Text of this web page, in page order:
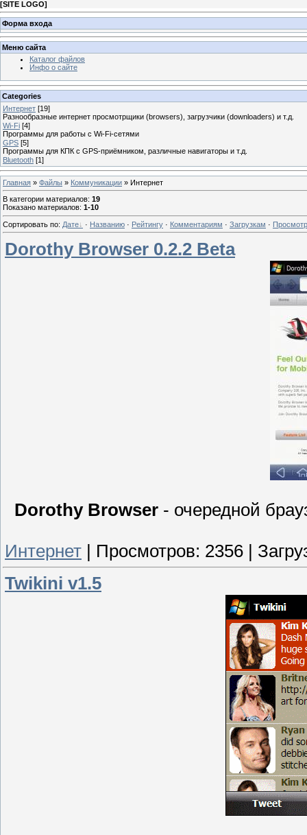
[SITE LOGO]
Форма входа
Меню сайта
Каталог файлов
Инфо о сайте
Categories
Интернет [19]
Разнообразные интернет просмотрщики (browsers), загрузчики (downloaders) и т.д.
Wi-Fi [4]
Программы для работы с Wi-Fi-сетями
GPS [5]
Программы для КПК с GPS-приёмником, различные навигаторы и т.д.
Bluetooth [1]
Главная » Файлы » Коммуникации » Интернет
В категории материалов: 19
Показано материалов: 1-10
Сортировать по: Дате · Названию · Рейтингу · Комментариям · Загрузкам ·
Dorothy Browser 0.2.2 Beta
Dorothy Browser - очередной
Интернет | Просмотров: 2356 |
Twikini v1.5